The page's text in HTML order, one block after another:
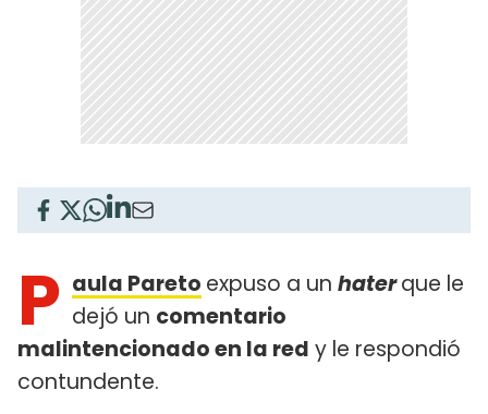
P aula Pareto expuso a un haterque le
dejó un comentario
malintencionado en la red y le respondió
contundente.